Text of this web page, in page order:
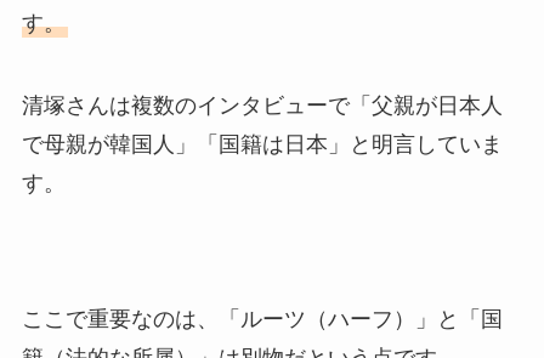
す。
清塚さんは複数のインタビューで「父親が日本人
で母親が韓国人」「国籍は日本」と明言していま
す。
ここで重要なのは、「ルーツ（ハーフ）」と「国